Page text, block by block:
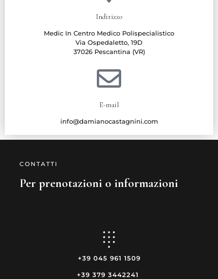
Indirizzo
Medic In Centro Medico Polispecialistico
Via Ospedaletto, 19D
37026 Pescantina (VR)
E-mail
info@damianocastagnini.com
CONTATTI
Per prenotazioni o informazioni
+39 045 961 1509
+39 379 3442241